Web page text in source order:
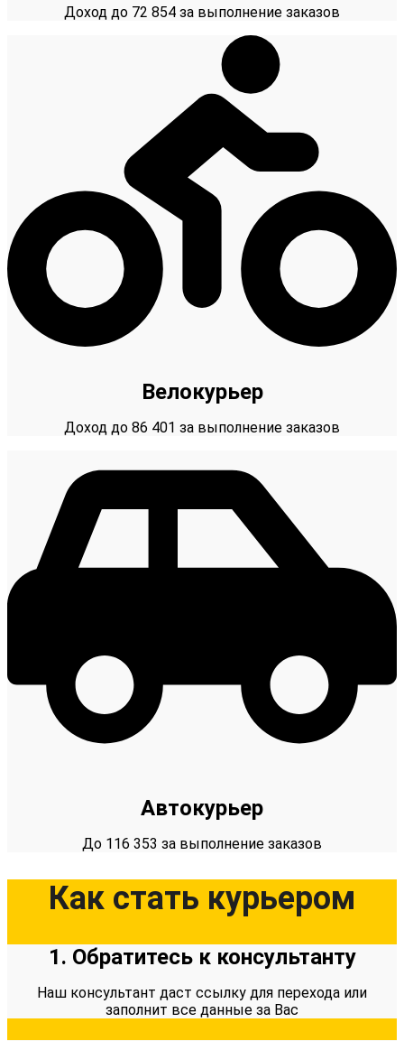
Доход до 72 854 за выполнение заказов
Велокурьер
Доход до 86 401 за выполнение заказов
Автокурьер
До 116 353 за выполнение заказов
Как стать курьером
1. Обратитесь к консультанту
Наш консультант даст ссылку для перехода или
заполнит все данные за Вас